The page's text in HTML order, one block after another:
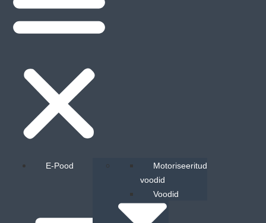
E-Pood VoodidMotoriseeritud
voodid
Voodid